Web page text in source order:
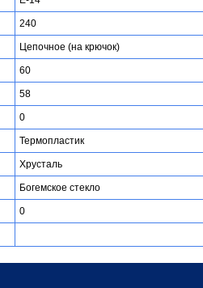
240
Цепочное (на крючок)
60
58
0
Термопластик
Хрусталь
Богемское стекло
0